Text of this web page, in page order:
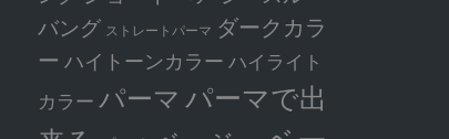
バング ストレートパーマ ダークカラ
ー ハイトーンカラー ハイライト
カラー パーマ パーマで出